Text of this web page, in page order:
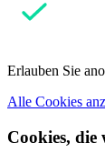
Erlauben Sie
Alle Cookies
Cookies, die